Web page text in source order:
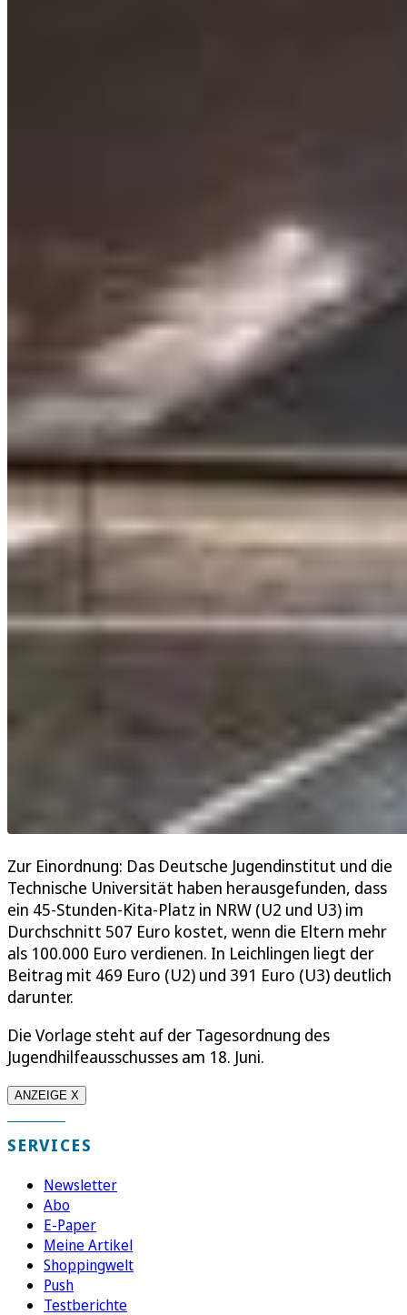
Zur Einordnung: Das Deutsche Jugendinstitut und die
Technische Universität haben herausgefunden, dass
ein 45-Stunden-Kita-Platz in NRW (U2 und U3) im
Durchschnitt 507 Euro kostet, wenn die Eltern mehr
als 100.000 Euro verdienen. In Leichlingen liegt der
Beitrag mit 469 Euro (U2) und 391 Euro (U3) deutlich
darunter.
Die Vorlage steht auf der Tagesordnung des
Jugendhilfeausschusses am 18. Juni.
ANZEIGE X
SERVICES
Newsletter
Abo
E-Paper
Meine Artikel
Shoppingwelt
Push
Testberichte